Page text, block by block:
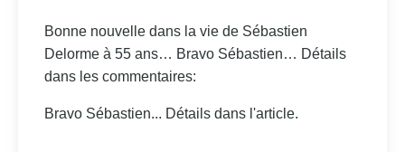
Bonne nouvelle dans la vie de Sébastien
Delorme à 55 ans… Bravo Sébastien… Détails
dans les commentaires:
Bravo Sébastien... Détails dans l'article.